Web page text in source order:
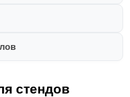
стендов